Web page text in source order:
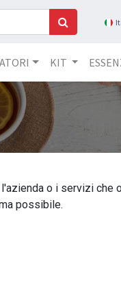
KIT
o i servizi che
possibile.